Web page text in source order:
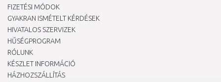
FIZETÉSI MÓDOK
GYAKRAN ISMÉTELT KÉRDÉSEK
HIVATALOS SZERVIZEK
HŰSÉGPROGRAM
RÓLUNK
KÉSZLET INFORMÁCIÓ
HÁZHOZSZÁLLÍTÁS